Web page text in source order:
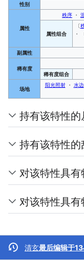
性别
属性
秩序 ・
属性组合
〔
・
副属性
稀有度
稀有度组合
场地
阳光照射・ 水边
持有该特性的
持有该特性的
对该特性具
对该特性具
清玄最后编辑于